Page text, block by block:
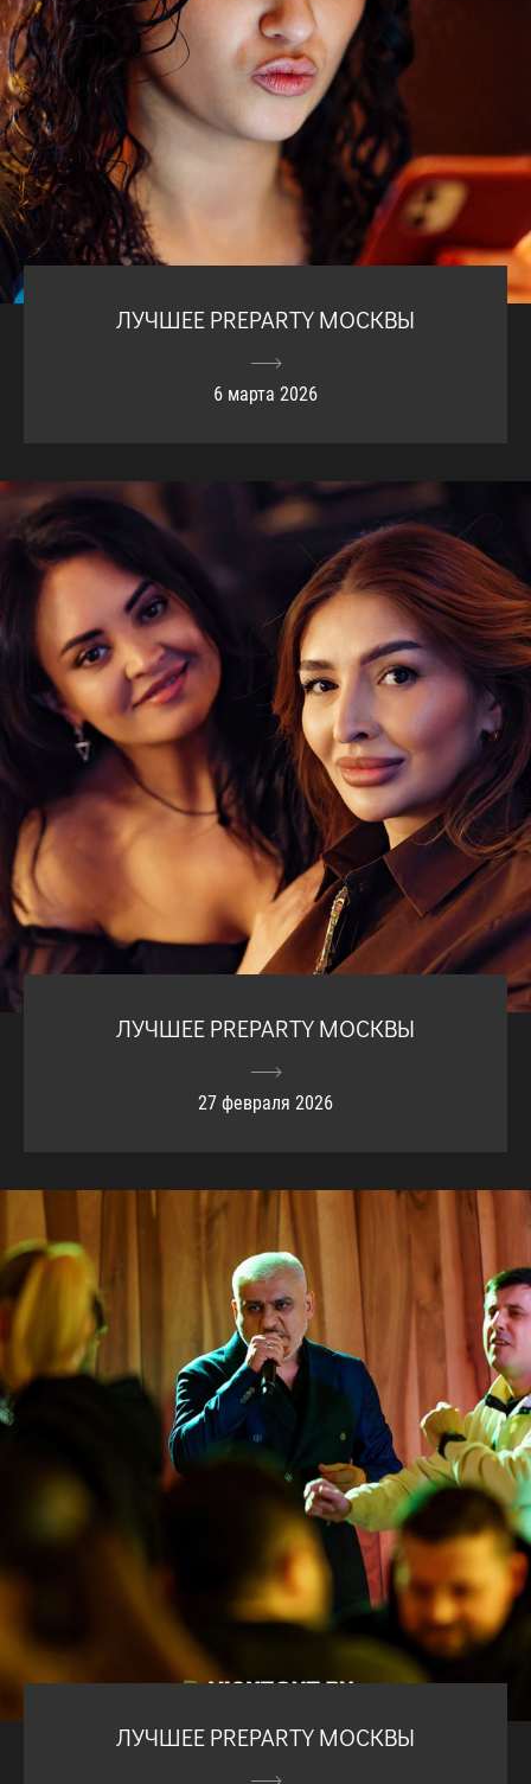
ЛУЧШЕЕ PREPARTY МОСКВЫ
6 марта 2026
ЛУЧШЕЕ PREPARTY МОСКВЫ
27 февраля 2026
ЛУЧШЕЕ PREPARTY МОСКВЫ